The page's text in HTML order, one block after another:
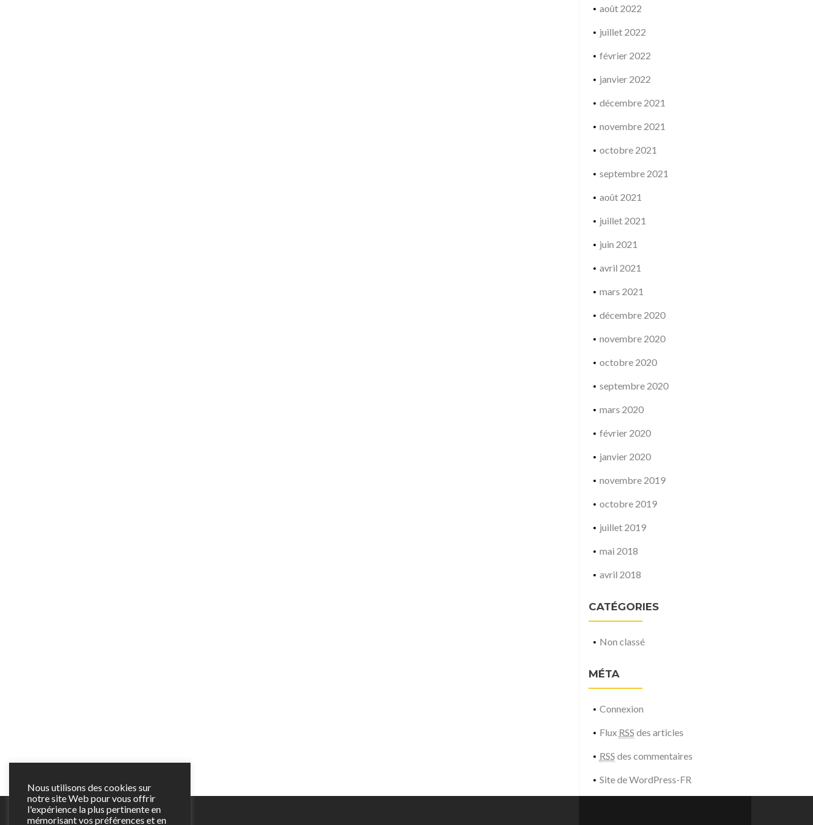
août 2022
juillet 2022
février 2022
janvier 2022
décembre 2021
novembre 2021
octobre 2021
septembre 2021
août 2021
juillet 2021
juin 2021
avril 2021
mars 2021
décembre 2020
novembre 2020
octobre 2020
septembre 2020
mars 2020
février 2020
janvier 2020
novembre 2019
octobre 2019
juillet 2019
mai 2018
avril 2018
CATÉGORIES
Non classé
MÉTA
Connexion
Flux RSS des articles
RSS des commentaires
Site de WordPress-FR
Nous utilisons des cookies sur
notre site Web pour vous offrir
l'expérience la plus pertinente en
mémorisant vos préférences et en